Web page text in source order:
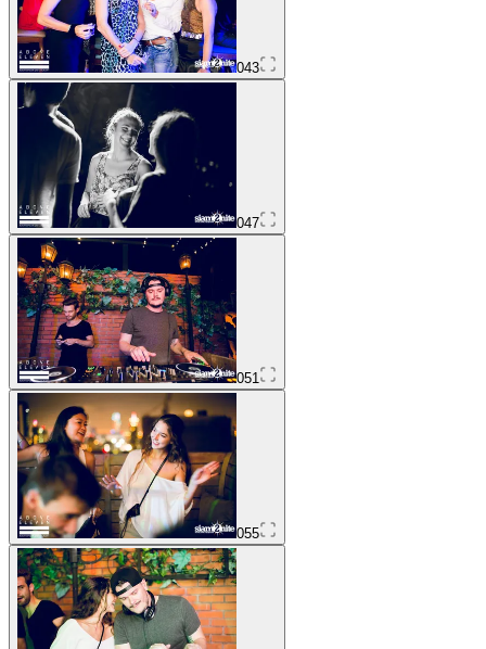
043
047
051
055